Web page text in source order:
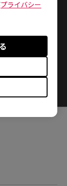
プライバシー